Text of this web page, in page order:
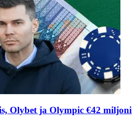
Olybet ja Olympic €42 miljoni